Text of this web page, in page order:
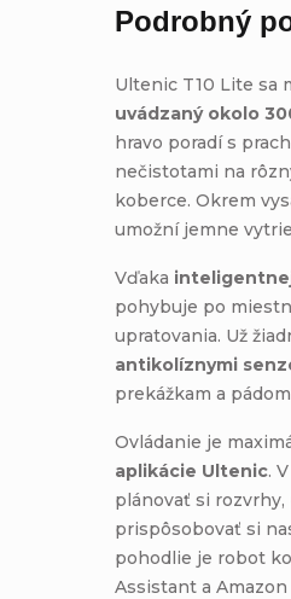
Podrobný
Ultenic T10 Lite sa
uvádzaný okolo
hravo poradí s
nečistotami na
koberce. Okrem
umožní jemne
Vďaka
pohybuje po
upratovania. Už
antikolíznymi
prekážkam a
Ovládanie je
aplikácie Ultenic.
plánovať si
prispôsobovať si
pohodlie je robot
Assistant a